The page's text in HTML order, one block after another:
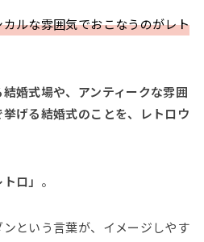
ルな雰囲気でおこなうのがレト
婚式場や、アンティークな雰囲
げる結婚式のことを、レトロウ
ロ」 。
という言葉が、イメージしやす